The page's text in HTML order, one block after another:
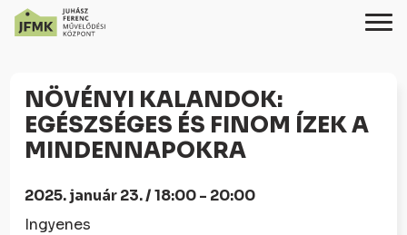
Content
navigációhoz
NÖVÉNYI KALANDOK:
EGÉSZSÉGES ÉS FINOM ÍZEK A
MINDENNAPOKRA
2025. január 23. / 18:00 - 20:00
Ingyenes